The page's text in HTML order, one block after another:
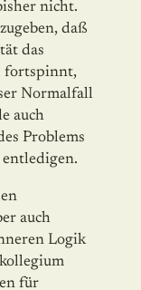
nicht.
daß
das
fortspinnt,
Normalfall
auch
Problems
auch
Logik
für